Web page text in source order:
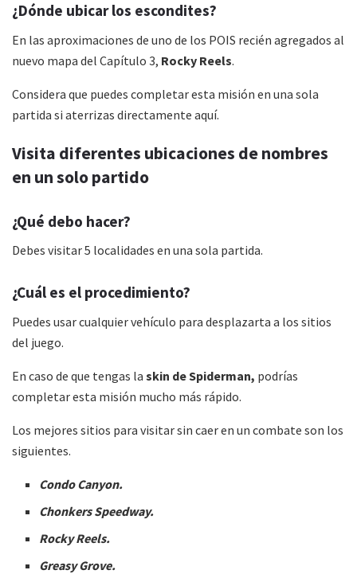
¿Dónde ubicar los escondites?
En las aproximaciones de uno de los POIS recién agregados al
nuevo mapa del Capítulo 3, Rocky Reels.
Considera que puedes completar esta misión en una sola
partida si aterrizas directamente aquí.
Visita diferentes ubicaciones de nombres
en un solo partido
¿Qué debo hacer?
Debes visitar 5 localidades en una sola partida.
¿Cuál es el procedimiento?
Puedes usar cualquier vehículo para desplazarta a los sitios
del juego.
En caso de que tengas la skin de Spiderman, podrías
completar esta misión mucho más rápido.
Los mejores sitios para visitar sin caer en un combate son los
siguientes.
Condo Canyon.
Chonkers Speedway.
Rocky Reels.
Greasy Grove.